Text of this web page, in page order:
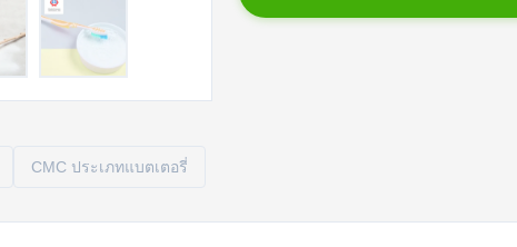
CMC ประเภทแบตเตอรี่